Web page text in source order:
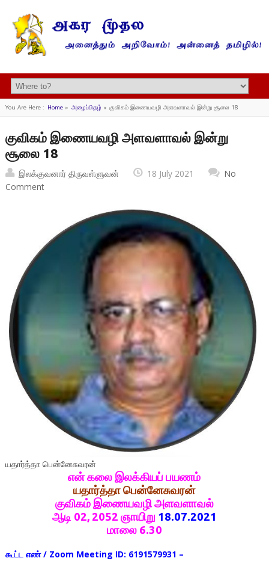
You Are Here : Home» அழைப்பிதழ் » குவிகம் இணையவழி அளவளாவல் இன்று சூலை 18
குவிகம் இணையவழி அளவளாவல் இன்று
சூலை 18
இலக்குவனார் திருவள்ளுவன் 18 July 2021
No
Comment
யதார்த்தா பென்னேசுவரன்
என் கலை இலக்கியப் பயணம்
யதார்த்தா பென்னேசுவரன்
குவிகம் இணையவழி அளவளாவல்
ஆடி 02, 2052 ஞாயிறு 18.07.2021
மாலை 6.30
கூட்ட எண் / Zoom Meeting ID: 6191579931 –